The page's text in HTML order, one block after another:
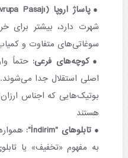
پاساژ اروپا (Avrupa Pasajı):
شهرت دارد، بیشتر برای
سوغاتی‌های متفاوت و
کوچه‌های فرعی: حتماً
اصلی استقلال جدا
بوتیک‌هایی که اجناس
هستند
تابلوهای "İndirim":